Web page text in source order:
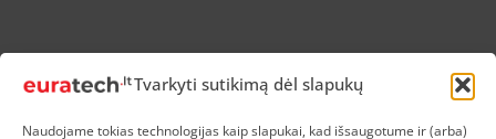
Tvarkyti sutikimą dėl slapukų
Naudojame tokias technologijas kaip slapukai, kad išsaugotume ir (arba)
APIE MUS
NUOLAIDOS HEROJAMS